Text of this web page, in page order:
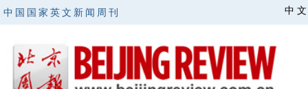
中国国家英文新闻周刊 中 文